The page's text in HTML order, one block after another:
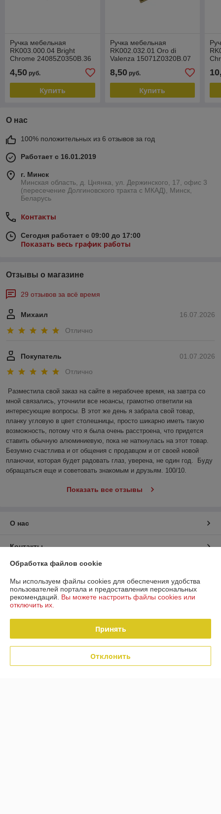
Ручка мебельная
RK003.000.04 Bright
Chrome 24085Z0350B.36
4,50 руб.
Купить
Ручка мебельная
RK002.032.01 Oro di
Valenza 15071Z0320B.07
8,50руб.
Купить
О нас
100% положительных из 6 отзывов за год
Работает с 16.01.2019
г. Минск
Минская область, д. Цнянка, ул. Держинского, 17, офис 3
(пересечение Долгиновского тракта с МКАД), Минск,
Беларусь
Контакты
Сегодня работает с 09:00 до 17:00
Показать весь график работы
Отзывы о магазине
29 отзывов за всё время
16.07.2026
Михаил
Отлично
01.07.2026
Покупатель
Отлично
Разместила свой заказ на сайте в нерабочее время, на завтра со
мной связались, уточнили все нюансы, грамотно ответили на
интересующие вопросы. В этот же день я забрала свой товар,
планку угловую в цвет столешницы, просто шикарно иметь такую
возможность, потому что я была очень расстроена, что придется
ставить обычную алюминиевую, пока не наткнулась на этот товар.
Безумно счастлива и от общения с продавцом и от своей новой
планочки, которая будет радовать глаз, уверена, не один год.  Буду
обращаться еще и советовать знакомым и друзьям. 100/10.
Показать все отзывы
О нас
Контакты
Доставка и оплата
График работы
Политика обработки cookies
Обработка файлов cookie
Мы используем файлы cookies для обеспечения удобства
пользователей портала и предоставления персональных
рекомендаций. Вы можете настроить файлы cookies или
отключить их.
Принять
Отклонить